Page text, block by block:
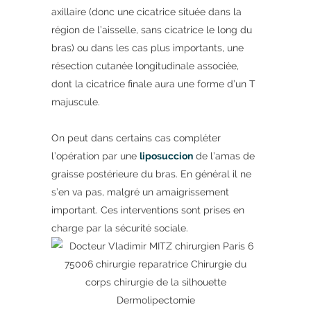
axillaire (donc une cicatrice située dans la
région de l’aisselle, sans cicatrice le long du
bras) ou dans les cas plus importants, une
résection cutanée longitudinale associée,
dont la cicatrice finale aura une forme d’un T
majuscule.
On peut dans certains cas compléter
l’opération par une liposuccion de l’amas de
graisse postérieure du bras. En général il ne
s’en va pas, malgré un amaigrissement
important. Ces interventions sont prises en
charge par la sécurité sociale.